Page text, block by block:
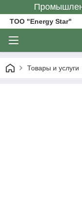
ТОО "Energy Star"
Товары и услуги